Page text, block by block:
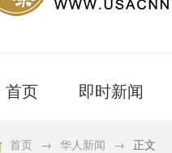
首页 即时新闻
首页 → 华人新闻 → 正文